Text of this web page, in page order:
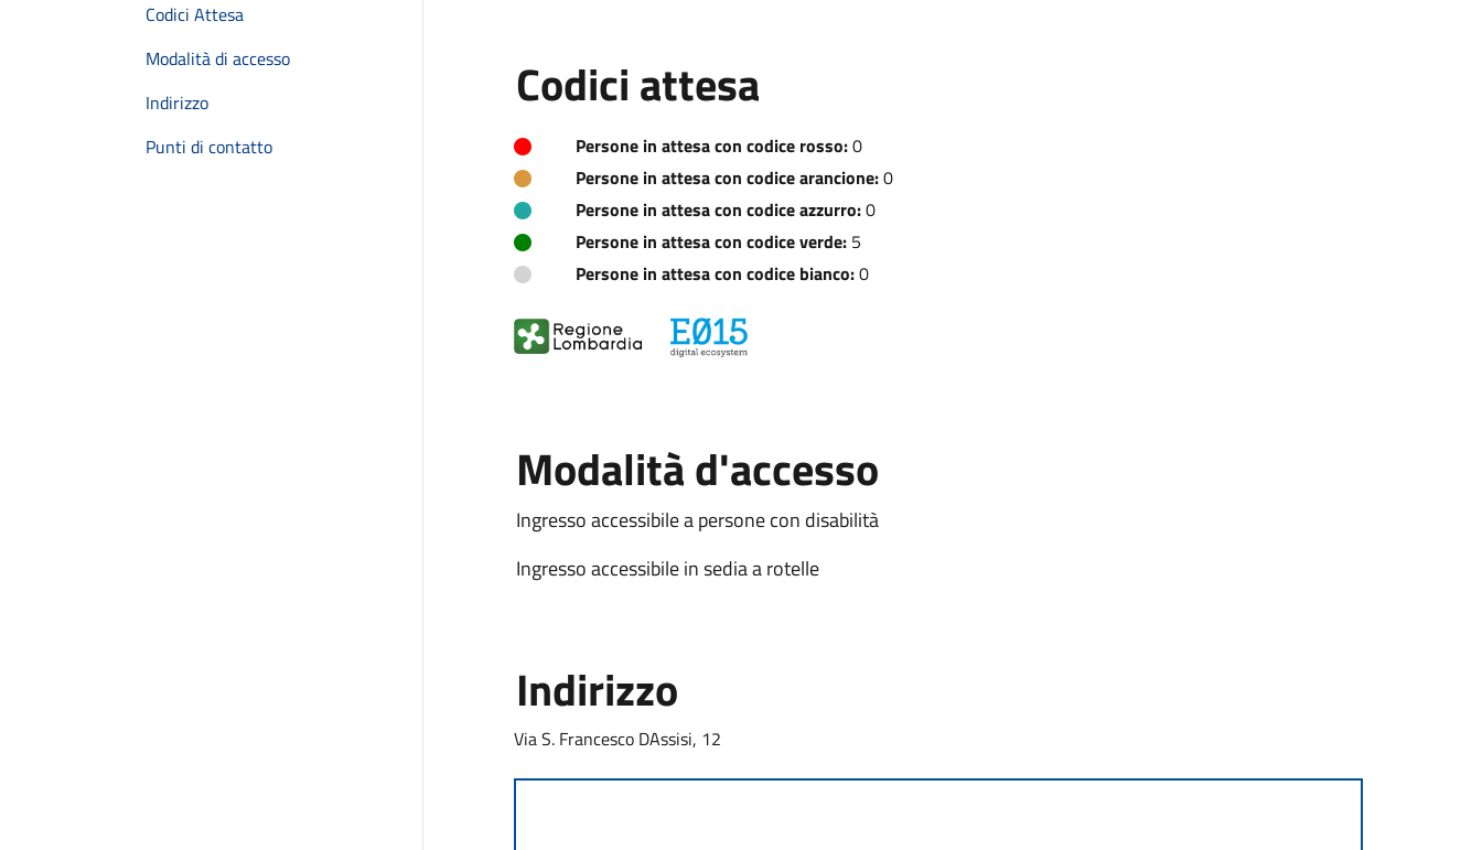
Codici Attesa
Modalità di accesso
Indirizzo
Punti di contatto
Codici attesa
Persone in attesa con codice rosso:0
Persone in attesa con codice arancione:0
Persone in attesa con codice azzurro:0
Persone in attesa con codice verde:5
Persone in attesa con codice bianco:0
Modalità d'accesso
Ingresso accessibile a persone con disabilità
Ingresso accessibile in sedia a rotelle
Indirizzo
Via S. Francesco DAssisi, 12